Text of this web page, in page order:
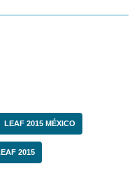
LEAF 2015 MÉXICO
2015